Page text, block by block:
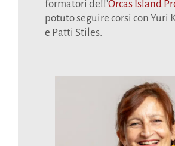
formatori dell’Orcas Island
potuto seguire corsi con Yuri
e Patti Stiles.